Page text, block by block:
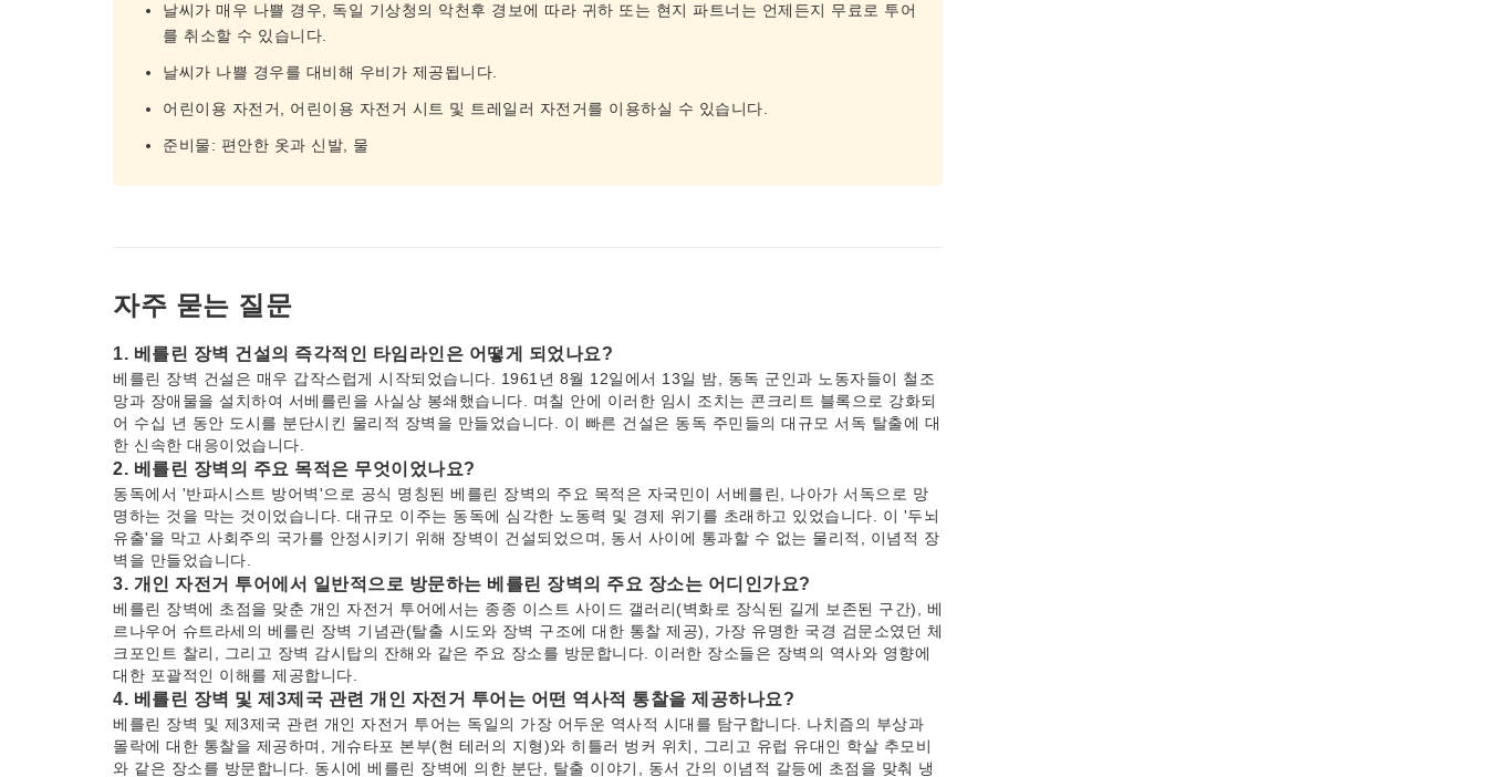
날씨가 매우 나쁠 경우, 독일 기상청의 악천후 경보에 따라 귀하 또는 현지 파트너는 언제든지 무료로 투어
를 취소할 수 있습니다.
날씨가 나쁠 경우를 대비해 우비가 제공됩니다.
어린이용 자전거, 어린이용 자전거 시트 및 트레일러 자전거를 이용하실 수 있습니다.
준비물: 편안한 옷과 신발, 물
자주 묻는 질문
1. 베를린 장벽 건설의 즉각적인 타임라인은 어떻게 되었나요?
베를린 장벽 건설은 매우 갑작스럽게 시작되었습니다. 1961년 8월 12일에서 13일 밤, 동독 군인과 노동자들이 철조
망과 장애물을 설치하여 서베를린을 사실상 봉쇄했습니다. 며칠 안에 이러한 임시 조치는 콘크리트 블록으로 강화되
어 수십 년 동안 도시를 분단시킨 물리적 장벽을 만들었습니다. 이 빠른 건설은 동독 주민들의 대규모 서독 탈출에 대
한 신속한 대응이었습니다.
2. 베를린 장벽의 주요 목적은 무엇이었나요?
동독에서 '반파시스트 방어벽'으로 공식 명칭된 베를린 장벽의 주요 목적은 자국민이 서베를린, 나아가 서독으로 망
명하는 것을 막는 것이었습니다. 대규모 이주는 동독에 심각한 노동력 및 경제 위기를 초래하고 있었습니다. 이 '두뇌
유출'을 막고 사회주의 국가를 안정시키기 위해 장벽이 건설되었으며, 동서 사이에 통과할 수 없는 물리적, 이념적 장
벽을 만들었습니다.
3. 개인 자전거 투어에서 일반적으로 방문하는 베를린 장벽의 주요 장소는 어디인가요?
베를린 장벽에 초점을 맞춘 개인 자전거 투어에서는 종종 이스트 사이드 갤러리(벽화로 장식된 길게 보존된 구간), 베
르나우어 슈트라세의 베를린 장벽 기념관(탈출 시도와 장벽 구조에 대한 통찰 제공), 가장 유명한 국경 검문소였던 체
크포인트 찰리, 그리고 장벽 감시탑의 잔해와 같은 주요 장소를 방문합니다. 이러한 장소들은 장벽의 역사와 영향에
대한 포괄적인 이해를 제공합니다.
4. 베를린 장벽 및 제3제국 관련 개인 자전거 투어는 어떤 역사적 통찰을 제공하나요?
베를린 장벽 및 제3제국 관련 개인 자전거 투어는 독일의 가장 어두운 역사적 시대를 탐구합니다. 나치즘의 부상과
몰락에 대한 통찰을 제공하며, 게슈타포 본부(현 테러의 지형)와 히틀러 벙커 위치, 그리고 유럽 유대인 학살 추모비
와 같은 장소를 방문합니다. 동시에 베를린 장벽에 의한 분단, 탈출 이야기, 동서 간의 이념적 갈등에 초점을 맞춰 냉